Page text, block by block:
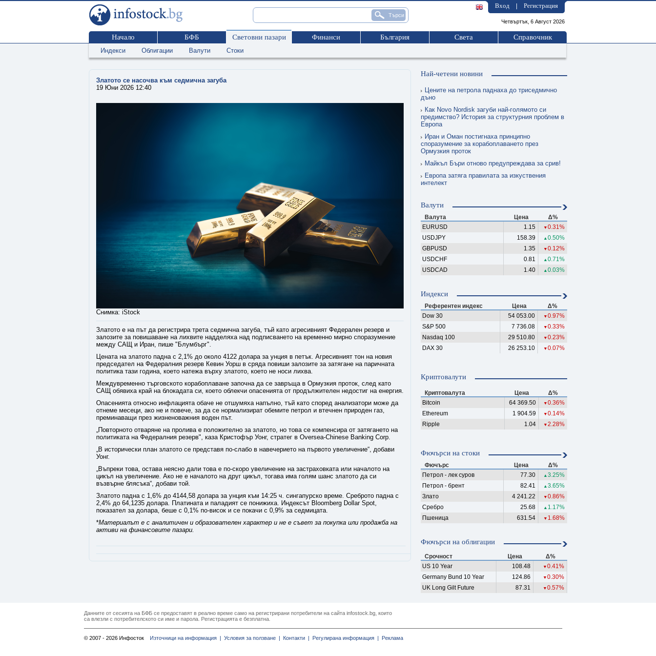
Вход Регистрация
Четвъртък, 6 Август 2026
Начало БФБ Световни пазари Финанси България Света Справочник
Индекси Облигации Валути Стоки
Златото се насочва към седмична загуба
19 Юни 2026 12:40
Снимка: iStock
Златото е на път да регистрира трета седмична загуба, тъй като агресивният Федерален резерв и
залозите за повишаване на лихвите надделяха над подписването на временно мирно споразумение
между САЩ и Иран, пише "Блумбърг".
Цената на златото падна с 2,1% до около 4122 долара за унция в петък. Агресивният тон на новия
председател на Федералния резерв Кевин Уорш в сряда повиши залозите за затягане на паричната
политика тази година, което натежа върху златото, което не носи лихва.
Междувременно търговското корабоплаване започна да се завръща в Ормузкия проток, след като
САЩ обявиха край на блокадата си, което облекчи опасенията от продължителен недостиг на енергия.
Опасенията относно инфлацията обаче не отшумяха напълно, тъй като според анализатори може да
отнеме месеци, ако не и повече, за да се нормализират обемите петрол и втечнен природен газ,
преминаващи през жизненоважния воден път.
„Повторното отваряне на пролива е положително за златото, но това се компенсира от затягането на
политиката на Федералния резерв", каза Кристофър Уонг, стратег в Oversea-Chinese Banking Corp.
„В исторически план златото се представя по-слабо в навечерието на първото увеличение“, добави
Уонг.
„Въпреки това, остава неясно дали това е по-скоро увеличение на застраховката или началото на
цикъл на увеличение. Ако не е началото на друг цикъл, тогава има голям шанс златото да си
възвърне блясъка“, добави той.
Златото падна с 1,6% до 4144,58 долара за унция към 14:25 ч. сингапурско време. Среброто падна с
2,4% до 64,1235 долара. Платината и паладият се понижиха. Индексът Bloomberg Dollar Spot,
показател за долара, беше с 0,1% по-висок и се покачи с 0,9% за седмицата.
*Материалът е с аналитичен и образователен характер и не е съвет за покупка или продажба на
активи на финансовите пазари.
Най-четени новини
Цените на петрола паднаха до триседмично
дъно
Как Novo Nordisk загуби най-голямото си
предимство? История за структурния проблем в
Европа
Иран и Оман постигнаха принципно
споразумение за корабоплаването през
Ормузкия проток
Майкъл Бъри отново предупреждава за срив!
Европа затяга правилата за изкуствения
интелект
Валути
Валута Цена
Δ%
EURUSD
1.15 ▼ 0.31%
USDJPY
158.39 ▲ 0.50%
GBPUSD
1.35 ▼ 0.12%
USDCHF
0.81 ▲ 0.71%
USDCAD
1.40 ▲ 0.03%
Индекси
Референтен индекс Цена
Δ%
Dow 30
54 053.00 ▼ 0.97%
S&P 500
7 736.08 ▼ 0.33%
Nasdaq 100
29 510.80 ▼ 0.23%
DAX 30
26 253.10 ▼ 0.07%
Криптовалути
Криптовалута Цена
Δ%
Bitcoin
64 369.50 ▼ 0.36%
Ethereum
1 904.59 ▼ 0.14%
Ripple
1.04 ▼ 2.28%
Фючърси на стоки
Фючърс Цена
Δ%
Петрол - лек суров
77.30 ▲ 3.25%
Петрол - брент
82.41 ▲ 3.65%
Злато
4 241.22 ▼ 0.86%
Сребро
25.68 ▲ 1.17%
Пшеница
631.54 ▼ 1.68%
Фючърси на облигации
Срочност Цена
Δ%
US 10 Year
108.48 ▼ 0.41%
Germany Bund 10 Year
124.86 ▼ 0.30%
UK Long Gilt Future
87.31 ▼ 0.57%
Данните от сесията на БФБ се предоставят в реално време само на регистрирани потребители на сайта infostock.bg, които
са влезли с потребителското си име и парола. Регистрацията е безплатна.
© 2007 - 2026 Инфосток Източници на информация | Условия за ползване | Контакти | Регулирана информация | Реклама